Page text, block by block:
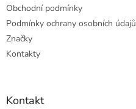
Obchodní podmínky
Podmínky ochrany osobních údajů
Značky
Kontakty
Kontakt